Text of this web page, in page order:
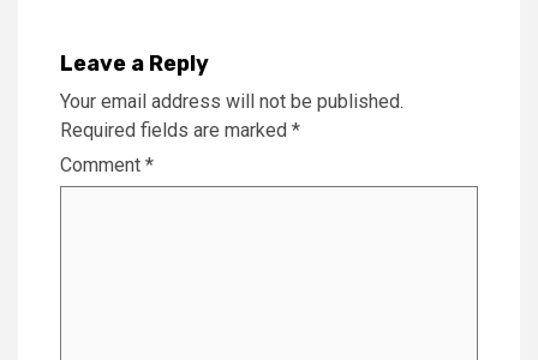
Leave a Reply
Your email address will not be published.
Required fields are marked *
Comment *